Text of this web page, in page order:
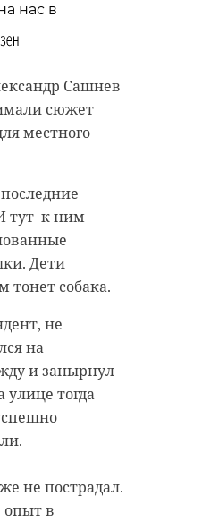
нас в
Сашнев
сюжет
местного
тут к ним
Дети
тонет собака.
не
на
и занырнул
улице тогда
не пострадал.
опыт в